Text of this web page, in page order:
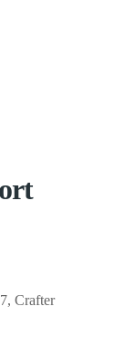
Crafter